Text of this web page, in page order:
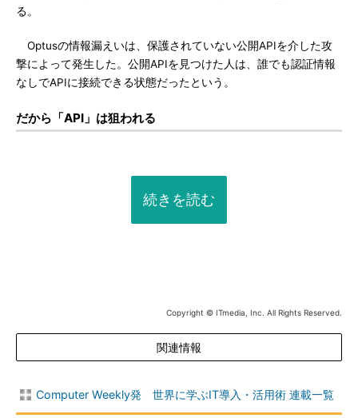
る。
Optusの情報漏えいは、保護されていない公開APIを介した攻
撃によって発生した。公開APIを見つけた人は、誰でも認証情報
なしでAPIに接続できる状態だったという。
だから「API」は狙われる
続きを読む
Copyright © ITmedia, Inc. All Rights Reserved.
関連情報
Computer Weekly発 世界に学ぶIT導入・活用術 連載一覧